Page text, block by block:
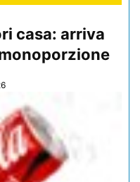
casa: arriva